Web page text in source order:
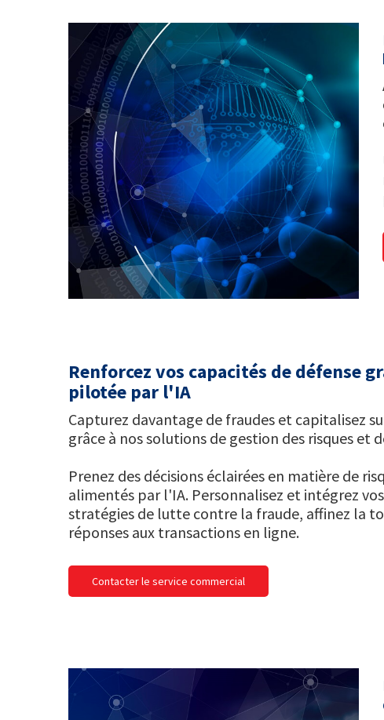
Renforcez vos capacités de défense
pilotée par l'IA
Capturez davantage de fraudes et capitalisez
grâce à nos solutions de gestion des risques et
Prenez des décisions éclairées en matière de
alimentés par l'IA. Personnalisez et intégrez
stratégies de lutte contre la fraude, affinez la
réponses aux transactions en ligne.
Contacter le service commercial